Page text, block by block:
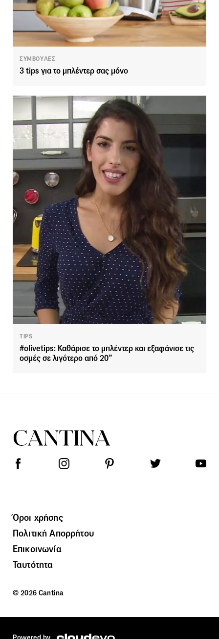
ΣΥΜΒΟΥΛΕΣ
3 tips για το μπλέντερ σας μόνο
TIPS
#olivetips: Καθάρισε το μπλέντερ και εξαφάνισε τις
οσμές σε λιγότερο από 20”
Όροι χρήσης
Πολιτική Απορρήτου
Επικοινωνία
Ταυτότητα
© 2026 Cantina